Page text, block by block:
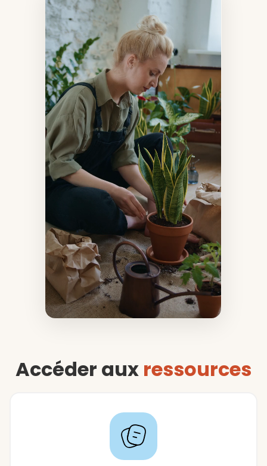
Accéder aux ressources